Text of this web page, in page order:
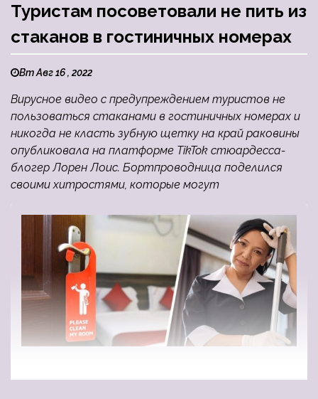
Туристам посоветовали не пить из
стаканов в гостиничных номерах
Вт Авг 16 , 2022
Вирусное видео с предупреждением туристов не
пользоваться стаканами в гостиничных номерах и
никогда не класть зубную щетку на край раковины
опубликовала на платформе TikTok стюардесса-
блогер Лорен Лоис. Бортпроводница поделился
своими хитростями, которые могут